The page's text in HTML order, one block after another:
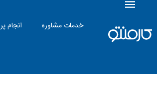
خدمات مشاوره انجام